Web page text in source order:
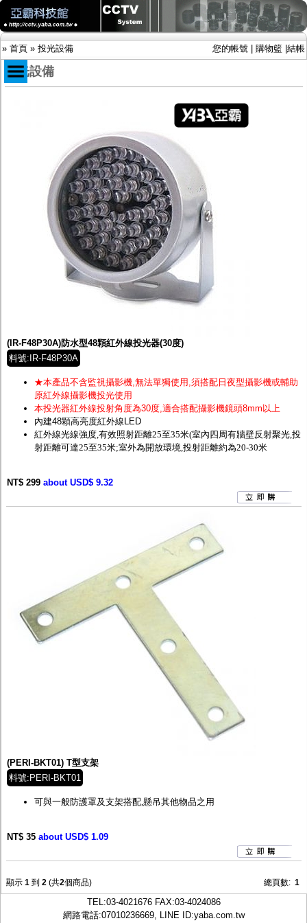
» 首頁 » 投光設備 您的帳號 購物籃 結帳
IP網路攝影機及錄放影機
AHD DVR數位錄放影機
AHD半球型(適用屋內)
AHD中小型紅外線攝影機(適用騎樓、室內外)
AHD防護罩型攝影機(適用屋外，紅外線照射
AHD特殊功能型攝影機
旋轉型攝影機.旋轉台
傳統高解析攝影機
視訊轉換設備
雙絞線傳輸器
雜訊改善器
分配放大器
網路線用水晶頭
網路線
懶人線.同軸線.花線
線頭.插座.延長線.HDMI線
集線盒.防水盒.配線盒
偽裝嚇阻假監視器. 警示防盜貼紙
電腦工業機殼
投光設備
(IR-F48P30A)防水型48顆紅外線投光器(30度)
料號:IR-F48P30A
★本產品不含監視攝影機,無法單獨使用,須搭配日夜型攝影機或輔助
原紅外線攝影機投光使用
本投光器紅外線投射角度為30度,適合搭配攝影機鏡頭8mm以上
內建48顆高亮度紅外線LED
紅外線光線強度,有效照射距離25至35米(室內四周有牆壁反射聚光,投
射距離可達25至35米;室外為開放環境,投射距離約為20-30米
NT$ 299 about USD$ 9.32
(PERI-BKT01) T型支架
料號:PERI-BKT01
可與一般防護罩及支架搭配,懸吊其他物品之用
NT$ 35 about USD$ 1.09
顯示 1 到 2 (共2個商品) 總頁數: 1
TEL:03-4021676FAX:03-4024086
網路電話:07010236669, LINE ID:yaba.com.tw